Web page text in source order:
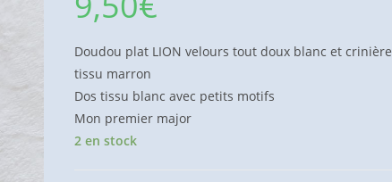
Doudou plat LION velours tout doux blanc et crinière
tissu marron
Dos tissu blanc avec petits motifs
Mon premier major
2 en stock